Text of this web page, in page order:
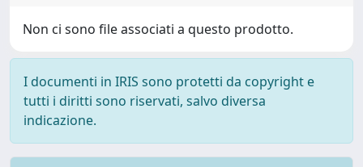
Non ci sono file associati a questo prodotto.
I documenti in IRIS sono protetti da copyright e
tutti i diritti sono riservati, salvo diversa
indicazione.